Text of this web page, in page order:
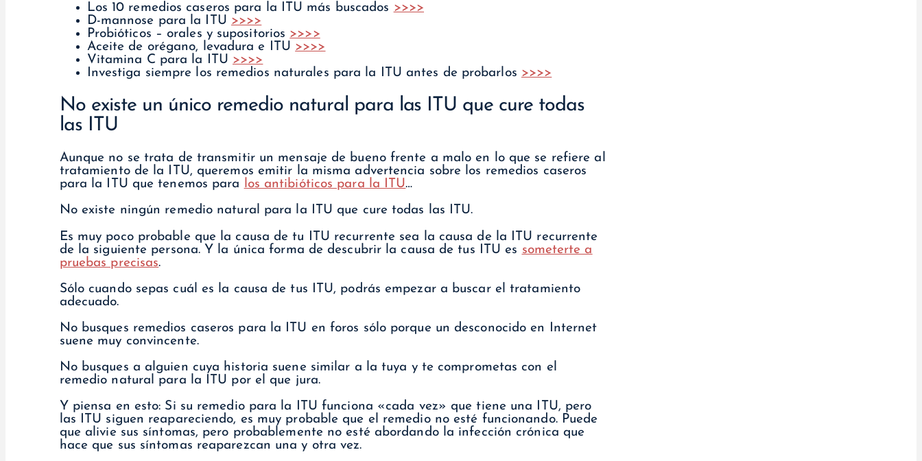
Los 10 remedios caseros para la ITU más buscados >>>>
D-mannose para la ITU >>>>
Probióticos – orales y supositorios >>>>
Aceite de orégano, levadura e ITU >>>>
Vitamina C para la ITU >>>>
Investiga siempre los remedios naturales para la ITU antes de probarlos >>>>
No existe un único remedio natural para las ITU que cure todas
las ITU
Aunque no se trata de transmitir un mensaje de bueno frente a malo en lo que se refiere al
tratamiento de la ITU, queremos emitir la misma advertencia sobre los remedios caseros
para la ITU que tenemos para los antibióticos para la ITU…
No existe ningún remedio natural para la ITU que cure todas las ITU.
Es muy poco probable que la causa de tu ITU recurrente sea la causa de la ITU recurrente
de la siguiente persona. Y la única forma de descubrir la causa de tus ITU es someterte a
pruebas precisas.
Sólo cuando sepas cuál es la causa de tus ITU, podrás empezar a buscar el tratamiento
adecuado.
No busques remedios caseros para la ITU en foros sólo porque un desconocido en Internet
suene muy convincente.
No busques a alguien cuya historia suene similar a la tuya y te comprometas con el
remedio natural para la ITU por el que jura.
Y piensa en esto: Si su remedio para la ITU funciona «cada vez» que tiene una ITU, pero
las ITU siguen reapareciendo, es muy probable que el remedio no esté funcionando. Puede
que alivie sus síntomas, pero probablemente no esté abordando la infección crónica que
hace que sus síntomas reaparezcan una y otra vez.